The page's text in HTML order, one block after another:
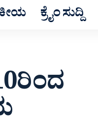
ಕ್ರೈಂ ಸುದ್ದಿ